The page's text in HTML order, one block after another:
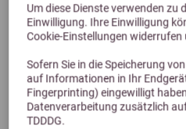
Um diese Dienste verwenden zu
Einwilligung. Ihre Einwilligung
Cookie-Einstellungen widerrufen
Sofern Sie in die Speicherung
auf Informationen in Ihr
Fingerprinting) eingewilligt
Datenverarbeitung zusätzlich
TDDDG.